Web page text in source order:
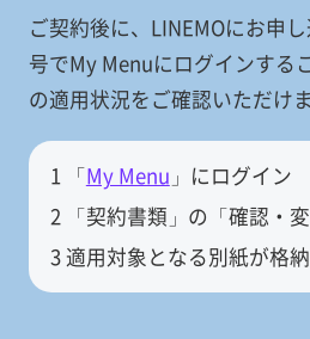
ご契約後に、LINEMOにお申
号でMy Menuにログインする
の適用状況をご確認いただけま
1 「My Menu 」にログイン
2 「契約書類」の「確認・
3 適用対象となる別紙が格